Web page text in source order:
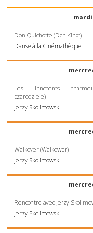
mardi
Don Quichotte (Don Kihot)
Danse à la Cinémathèque
Les Innocents
czarodzieje)
Jerzy Skolimowski
Walkover (Walkower)
Jerzy Skolimowski
Rencontre avec Jerzy
Jerzy Skolimowski